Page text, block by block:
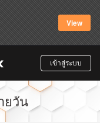
View
เข้าสู่ระบบ
ยวัน